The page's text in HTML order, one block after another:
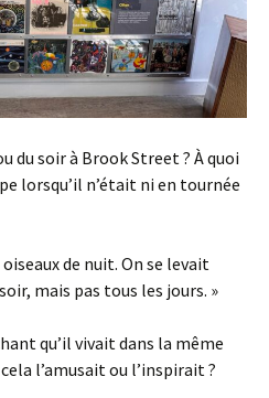
soir à Brook Street ? À quoi
lorsqu’il n’était ni en tournée
de nuit. On se levait
mais pas tous les jours. »
qu’il vivait dans la même
l’amusait ou l’inspirait ?